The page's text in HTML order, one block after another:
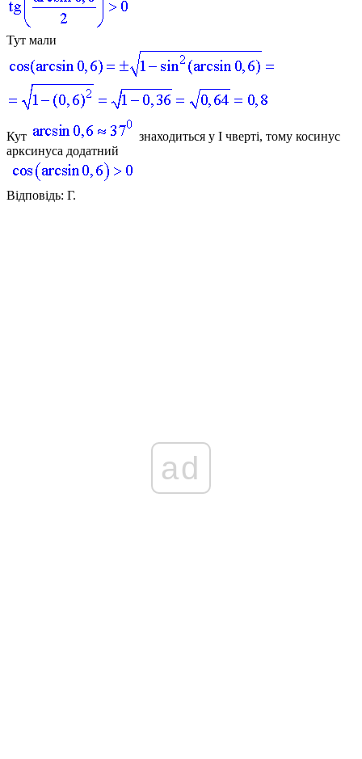
Тут мали
Кут
знаходиться у І чверті, тому косинус
арксинуса додатний
Відповідь: Г.
ad